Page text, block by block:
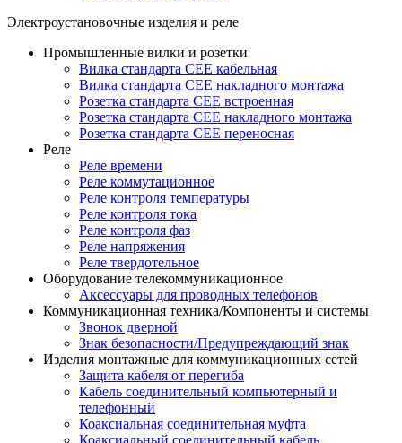
Электроустановочные изделия и реле
Промышленные вилки и розетки
Вилка стандарта CEE кабельная
Вилка стандарта CEE накладного монтажа
Розетка стандарта CEE встроенная
Розетка стандарта СЕЕ накладного монтажа
Розетка стандарта СЕЕ переносная
Реле
Реле времени
Реле коммутационное
Реле контроля температуры
Реле контроля тока
Реле контроля фаз
Реле напряжения
Реле твердотельное
Оборудование телекоммуникационное
Аксессуары для проводных телефонов
Коммуникационная техника/Компоненты и системы
Звонок дверной
Знак безопасности/Предупреждающий знак
Изделия монтажные для коммуникационных сетей
Защита кабеля от перегиба
Кабель соединительный компьютерный и
телефонный
Коаксиальная соединительная муфта
Коаксиальный соединительный кабель